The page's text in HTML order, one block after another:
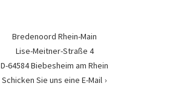
Bredenoord Rhein-Main
Lise-Meitner-Straße 4
D-64584 Biebesheim am Rhein
Schicken Sie uns eine E-Mail